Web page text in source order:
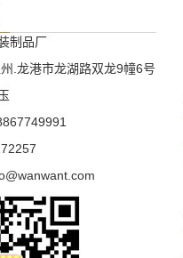
制品厂
.龙港市龙湖路双龙9幢6号